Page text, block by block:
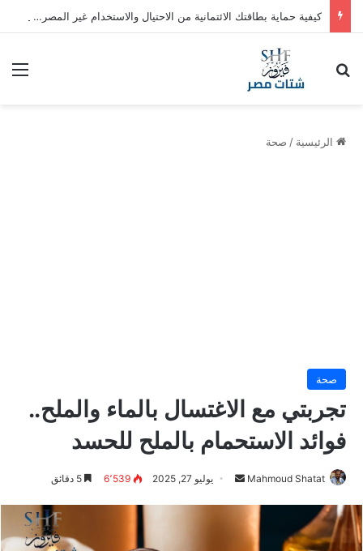
كيفية حماية بطاقتك الائتمانية من الاحتيال والاستخدام غير المصرح به
بحث عن
الرئيسية / صحة
صحة
تجربتي مع الاغتسال بالماء والملح..
فوائد الاستحمام بالملح للحسد
Mahmoud Shatat يوليو 27, 2025 6٬539